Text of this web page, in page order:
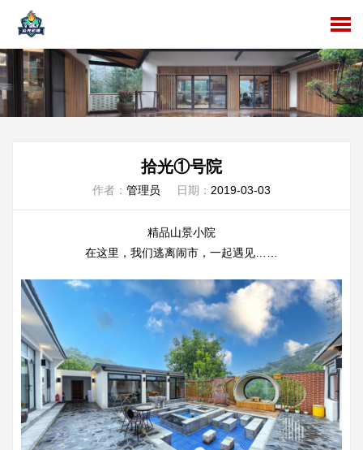
拾光①号院
作者： 管理员 日期： 2019-03-03
精品山景小院
在这里，我们逃离闹市，一起遇见……